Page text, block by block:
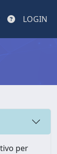
LOGIN
per